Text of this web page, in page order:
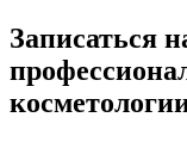
Записаться